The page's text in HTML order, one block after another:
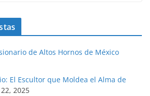
de Altos Hornos de México
El Escultor que Moldea el Alma de
2025